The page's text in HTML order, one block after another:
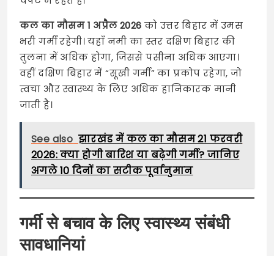
कल का मौसम 1 अप्रैल 2026 को उत्तर बिहार में उमस
भरी गर्मी रहेगी। यहाँ नमी का स्तर दक्षिण बिहार की
तुलना में अधिक होगा, जिससे पसीना अधिक आएगा।
वहीं दक्षिण बिहार में “सूखी गर्मी” का प्रकोप रहेगा, जो
त्वचा और स्वास्थ्य के लिए अधिक हानिकारक मानी
जाती है।
See also झारखंड में कल का मौसम 21 फरवरी
2026: क्या होगी बारिश या बढ़ेगी गर्मी? जानिए
अगले 10 दिनों का सटीक पूर्वानुमान
गर्मी से बचाव के लिए स्वास्थ्य संबंधी
सावधानियां